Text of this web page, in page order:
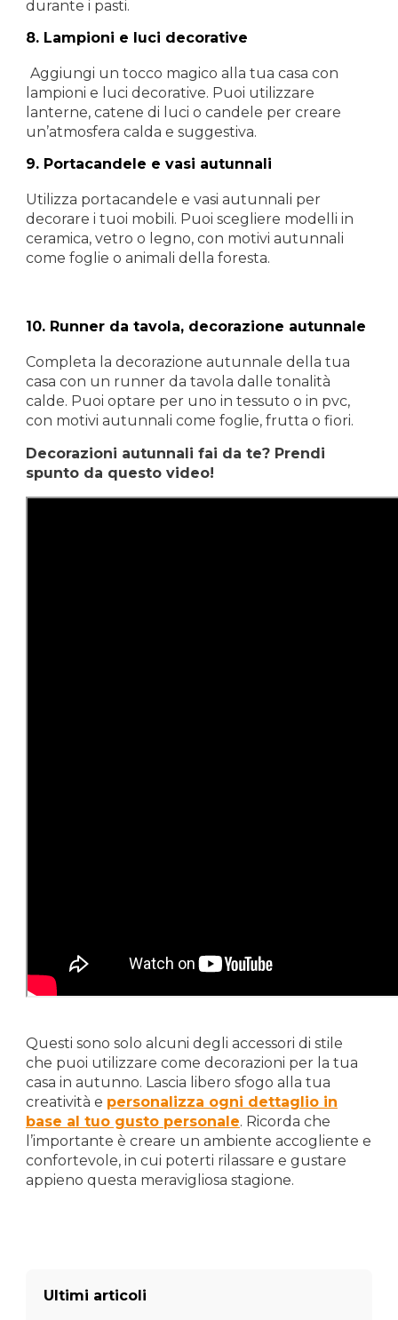
durante i pasti.
8. Lampioni e luci decorative
Aggiungi un tocco magico alla tua casa con
lampioni e luci decorative. Puoi utilizzare
lanterne, catene di luci o candele per creare
un’atmosfera calda e suggestiva.
9. Portacandele e vasi autunnali
Utilizza portacandele e vasi autunnali per
decorare i tuoi mobili. Puoi scegliere modelli in
ceramica, vetro o legno, con motivi autunnali
come foglie o animali della foresta.
10. Runner da tavola, decorazione autunnale
Completa la decorazione autunnale della tua
casa con un runner da tavola dalle tonalità
calde. Puoi optare per uno in tessuto o in pvc,
con motivi autunnali come foglie, frutta o fiori.
Decorazioni autunnali fai da te? Prendi
spunto da questo video!
Questi sono solo alcuni degli accessori di stile
che puoi utilizzare come decorazioni per la tua
casa in autunno. Lascia libero sfogo alla tua
creatività e personalizza ogni dettaglio in
base al tuo gusto personale. Ricorda che
l’importante è creare un ambiente accogliente e
confortevole, in cui poterti rilassare e gustare
appieno questa meravigliosa stagione.
Ultimi articoli